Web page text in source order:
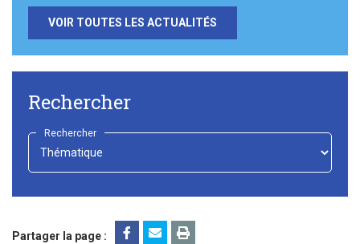
VOIR TOUTES LES ACTUALITÉS
Rechercher
Rechercher
Choisir
Partager la page :